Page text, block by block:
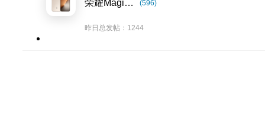
荣耀Magic8系列 (596)
昨日总发帖：1244